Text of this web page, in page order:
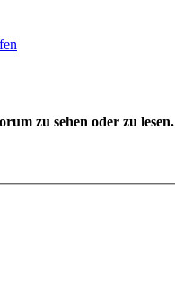
zu sehen oder zu lesen.